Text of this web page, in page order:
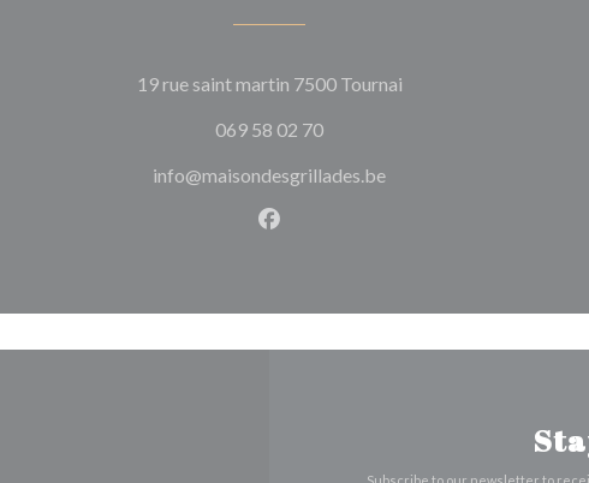
19 rue saint martin 7500 Tournai((opens in a new
069 58 02 70
info@maisondesgrillades.be
Facebook ((opens in a new